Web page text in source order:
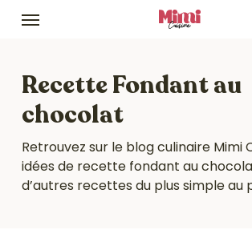
Skip
content
Menu
Recette Fondant au
chocolat
Retrouvez sur le blog culinaire Mimi
idées de recette fondant au
d’autres recettes du plus simple au